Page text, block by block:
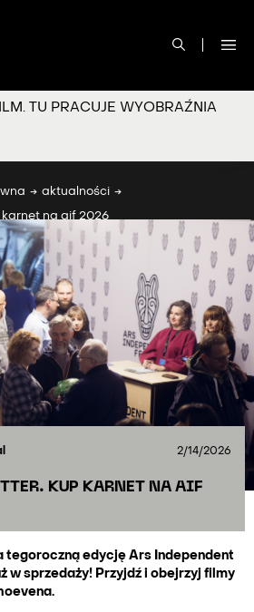
TU PRACUJE WYOBRAŹNIA
aktualności
karnet na aif 2026
2/14/2026
KUP KARNET NA AIF
tegoroczną edycję Ars Independent
w sprzedaży! Przyjdź i obejrzyj filmy